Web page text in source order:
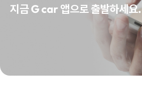
지금 G car 앱으로 출발하세요.